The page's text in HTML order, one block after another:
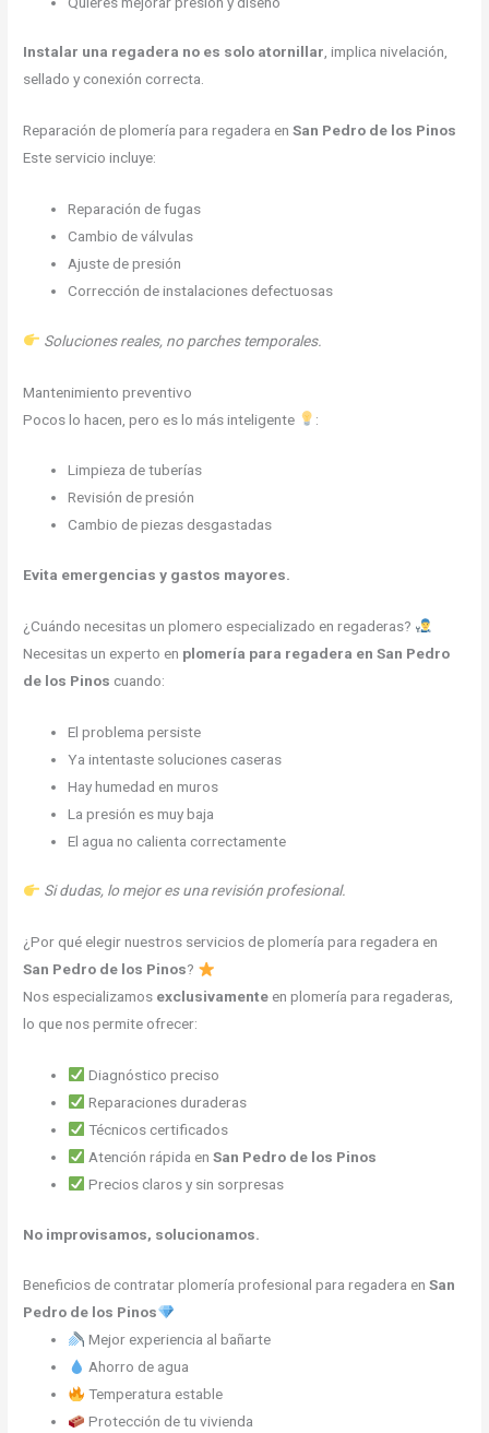
Instalar una regadera no es solo atornillar, implica nivelación,
sellado y conexión correcta.
Reparación de plomería para regadera enSan Pedro de los Pinos
Este servicio incluye:
Reparación de fugas
Cambio de válvulas
Ajuste de presión
Corrección de instalaciones defectuosas
Soluciones reales, no parches temporales.
Mantenimiento preventivo
Pocos lo hacen, pero es lo más inteligente
:
Limpieza de tuberías
Revisión de presión
Cambio de piezas desgastadas
Evita emergencias y gastos mayores.
¿Cuándo necesitas un plomero especializado en regaderas?
Necesitas un experto en plomería para regadera en San Pedro
de los Pinos cuando:
El problema persiste
Ya intentaste soluciones caseras
Hay humedad en muros
La presión es muy baja
El agua no calienta correctamente
Si dudas, lo mejor es una revisión profesional.
¿Por qué elegir nuestros servicios de plomería para regadera en
San Pedro de los Pinos?
Nos especializamos exclusivamente en plomería para regaderas,
lo que nos permite ofrecer:
Diagnóstico preciso
Reparaciones duraderas
Técnicos certificados
Atención rápida en San Pedro de los Pinos
Precios claros y sin sorpresas
No improvisamos, solucionamos.
Beneficios de contratar plomería profesional para regadera enSan
Pedro de los Pinos
Mejor experiencia al bañarte
Ahorro de agua
Temperatura estable
Protección de tu vivienda